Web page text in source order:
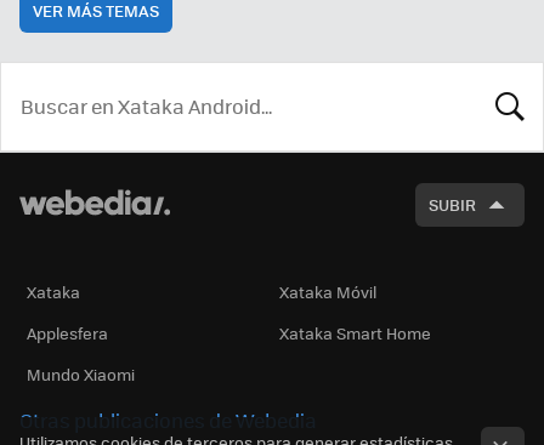
VER MÁS TEMAS
SUBIR
Xataka
Xataka Móvil
Applesfera
Xataka Smart Home
Mundo Xiaomi
Otras publicaciones de Webedia